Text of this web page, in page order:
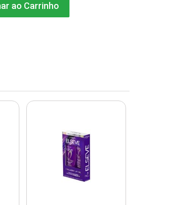
ao Carrinho